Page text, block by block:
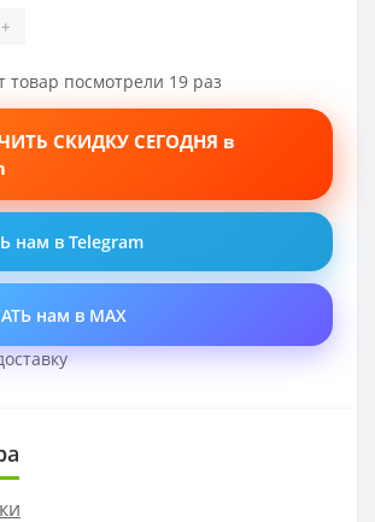
+
товар посмотрели 19 раз
СКИДКУ СЕГОДНЯ в
нам в Telegram
нам в MAX